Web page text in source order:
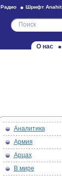
Радио Шрифт Anahit
О нас
Аналитика
Армия
Арцах
В мире